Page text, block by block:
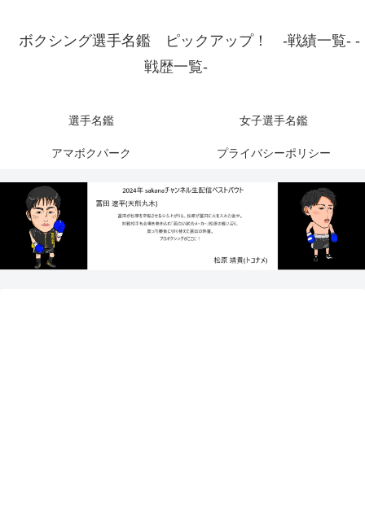
ボクシング選手名鑑 ピックアップ！ -戦績一覧- -
戦歴一覧-
選手名鑑 女子選手名鑑
アマボクパーク プライバシーポリシー